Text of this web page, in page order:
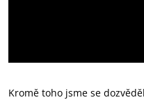
Kromě toho jsme se